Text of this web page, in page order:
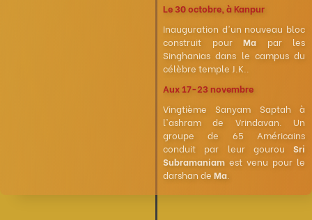
Le 30 octobre, à Kanpur
Inauguration d'un nouveau bloc
construit pour Ma par les
Singhanias dans le campus du
célèbre temple J.K..
Aux 17-23 novembre
Vingtième Sanyam Saptah à
l'ashram de Vrindavan. Un
groupe de 65 Américains
conduit par leur gourou Sri
Subramaniam est venu pour le
darshan de Ma